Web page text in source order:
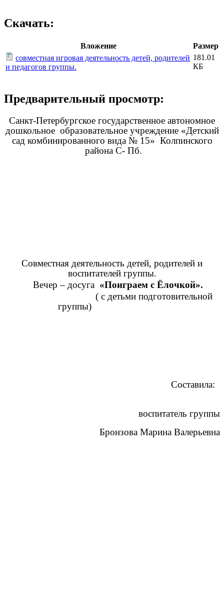
Скачать:
Вложение
Размер
совместная игровая деятельность детей, родителей
и педагогов группы.
181.01
КБ
Предварительный просмотр:
Санкт-Петербургское государственное автономное
дошкольное образовательное учреждение «Детский
сад комбинированного вида № 15» Колпинского
района С- Пб.
Совместная деятельность детей, родителей и
воспитателей группы.
Вечер – досуга «Поиграем с Ёлочкой».
( с детьми подготовительной
группы)
Составила:
воспитатель группы
Бронзова Марина Валерьевна